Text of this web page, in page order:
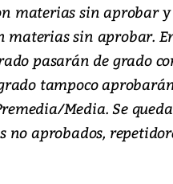
materias sin aprobar y
sin aprobar.
pasarán de grado
tampoco
Media. Se
no aprobados,